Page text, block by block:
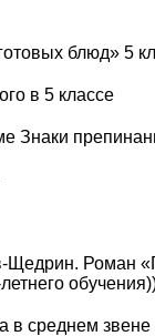
блюд» 5
в 5 классе
Знаки
Роман
в среднем